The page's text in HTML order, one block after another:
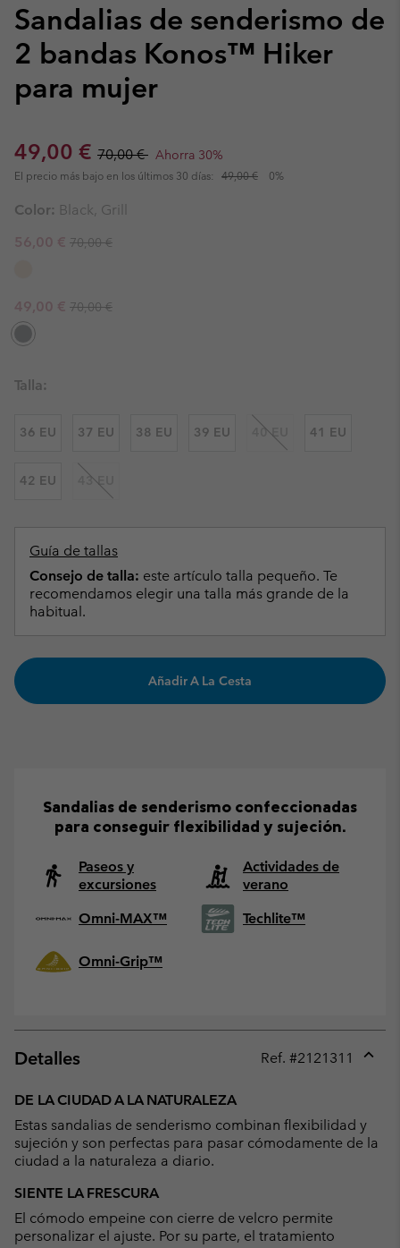
Sandalias de senderismo de
2 bandas Konos™ Hiker
para mujer
Sale price:
49,00 € Regular price:
70,00 € Ahorra 30%
El precio más bajo en los últimos 30 días: 49,00 € 0%
Color: Black, Grill
Sale price:
56,00 € Regular price:
70,00 €
Sale price:
49,00 € Regular price:
70,00 €
Talla:
36 EU 37 EU 38 EU 39 EU 40 EU 41 EU
42 EU 43 EU
Guía de tallas
Consejo de talla: este artículo talla pequeño. Te
recomendamos elegir una talla más grande de la
habitual.
Añadir A La Cesta
Sandalias de senderismo confeccionadas
para conseguir flexibilidad y sujeción.
Paseos y
excursiones
Actividades de
verano
Omni-MAX™
Techlite™
Omni-Grip™
Detalles Ref. #2121311
DE LA CIUDAD A LA NATURALEZA
Estas sandalias de senderismo combinan flexibilidad y
sujeción y son perfectas para pasar cómodamente de la
ciudad a la naturaleza a diario.
SIENTE LA FRESCURA
El cómodo empeine con cierre de velcro permite
personalizar el ajuste. Por su parte, el tratamiento